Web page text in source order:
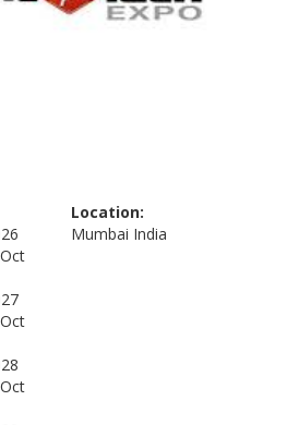
Location:
Mumbai India